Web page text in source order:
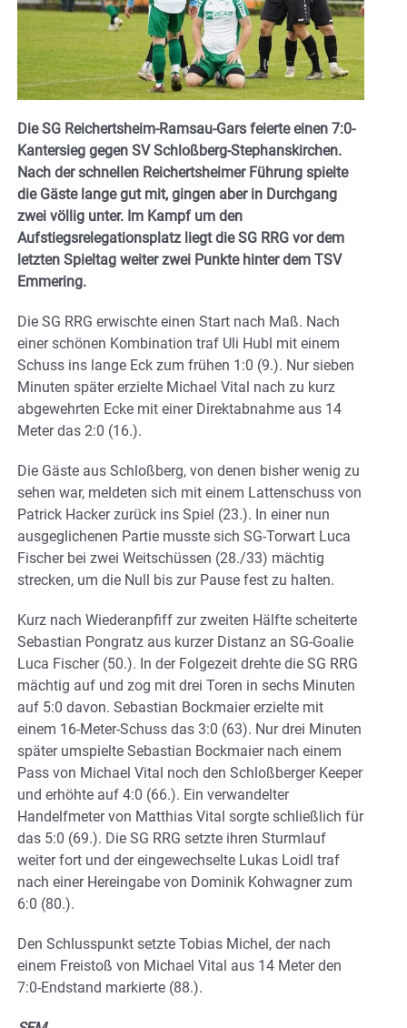
Die SG Reichertsheim-Ramsau-Gars feierte einen 7:0-
Kantersieg gegen SV Schloßberg-Stephanskirchen.
Nach der schnellen Reichertsheimer Führung spielte
die Gäste lange gut mit, gingen aber in Durchgang
zwei völlig unter. Im Kampf um den
Aufstiegsrelegationsplatz liegt die SG RRG vor dem
letzten Spieltag weiter zwei Punkte hinter dem TSV
Emmering.
Die SG RRG erwischte einen Start nach Maß. Nach
einer schönen Kombination traf Uli Hubl mit einem
Schuss ins lange Eck zum frühen 1:0 (9.). Nur sieben
Minuten später erzielte Michael Vital nach zu kurz
abgewehrten Ecke mit einer Direktabnahme aus 14
Meter das 2:0 (16.).
Die Gäste aus Schloßberg, von denen bisher wenig zu
sehen war, meldeten sich mit einem Lattenschuss von
Patrick Hacker zurück ins Spiel (23.). In einer nun
ausgeglichenen Partie musste sich SG-Torwart Luca
Fischer bei zwei Weitschüssen (28./33) mächtig
strecken, um die Null bis zur Pause fest zu halten.
Kurz nach Wiederanpfiff zur zweiten Hälfte scheiterte
Sebastian Pongratz aus kurzer Distanz an SG-Goalie
Luca Fischer (50.). In der Folgezeit drehte die SG RRG
mächtig auf und zog mit drei Toren in sechs Minuten
auf 5:0 davon. Sebastian Bockmaier erzielte mit
einem 16-Meter-Schuss das 3:0 (63). Nur drei Minuten
später umspielte Sebastian Bockmaier nach einem
Pass von Michael Vital noch den Schloßberger Keeper
und erhöhte auf 4:0 (66.). Ein verwandelter
Handelfmeter von Matthias Vital sorgte schließlich für
das 5:0 (69.). Die SG RRG setzte ihren Sturmlauf
weiter fort und der eingewechselte Lukas Loidl traf
nach einer Hereingabe von Dominik Kohwagner zum
6:0 (80.).
Den Schlusspunkt setzte Tobias Michel, der nach
einem Freistoß von Michael Vital aus 14 Meter den
7:0-Endstand markierte (88.).